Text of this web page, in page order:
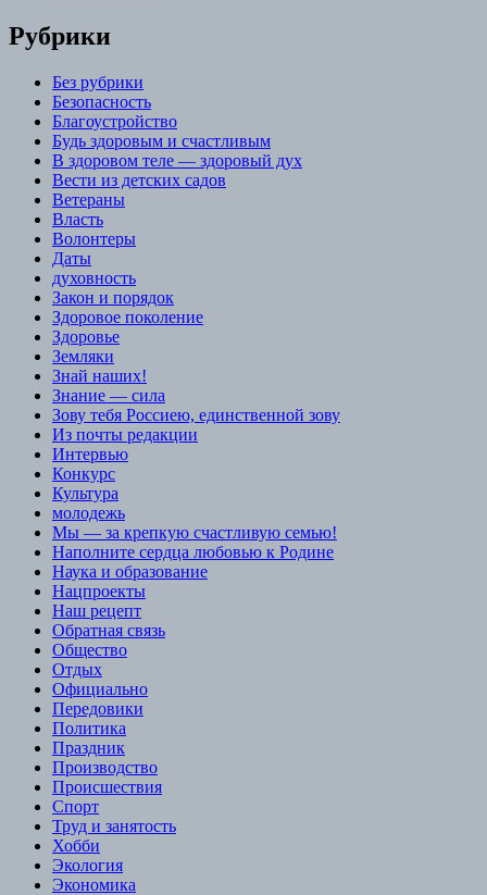
Рубрики
Без рубрики
Безопасность
Благоустройство
Будь здоровым и счастливым
В здоровом теле — здоровый дух
Вести из детских садов
Ветераны
Власть
Волонтеры
Даты
духовность
Закон и порядок
Здоровое поколение
Здоровье
Земляки
Знай наших!
Знание — сила
Зову тебя Россиею, единственной зову
Из почты редакции
Интервью
Конкурс
Культура
молодежь
Мы — за крепкую счастливую семью!
Наполните сердца любовью к Родине
Наука и образование
Нацпроекты
Наш рецепт
Обратная связь
Общество
Отдых
Официально
Передовики
Политика
Праздник
Производство
Происшествия
Спорт
Труд и занятость
Хобби
Экология
Экономика